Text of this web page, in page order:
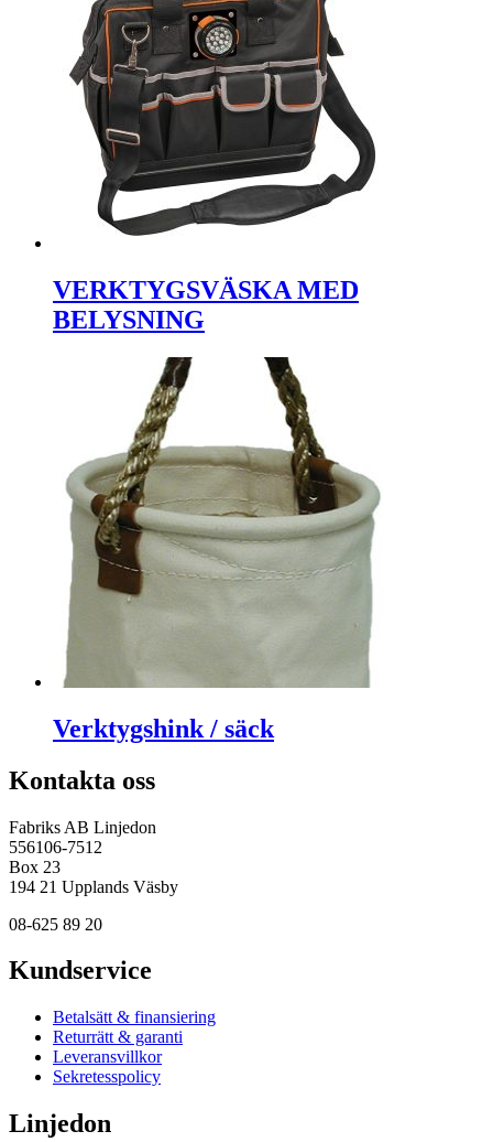
VERKTYGSVÄSKA MED
BELYSNING
Verktygshink / säck
Kontakta oss
Fabriks AB Linjedon
556106-7512
Box 23
194 21 Upplands Väsby
08-625 89 20
Kundservice
Betalsätt & finansiering
Returrätt & garanti
Leveransvillkor
Sekretesspolicy
Linjedon